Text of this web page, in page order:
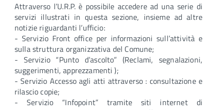
Attraverso l’U.R.P. è possibile accedere ad una serie di
servizi illustrati in questa sezione, insieme ad altre
notizie riguardanti l’ufficio:
- Servizio Front office per informazioni sull’attività e
sulla struttura organizzativa del Comune;
- Servizio “Punto d’ascolto” (Reclami, segnalazioni,
suggerimenti, apprezzamenti );
- Servizio Accesso agli atti attraverso : consultazione e
rilascio copie;
- Servizio “Infopoint” tramite siti internet di